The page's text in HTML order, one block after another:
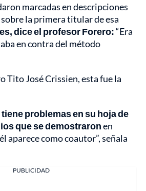
marcadas en descripciones
la primera titular de esa
dice el profesor Forero:“Era
en contra del método
Tito José Crissien, esta fue la
problemas en su hoja de
que se demostraronen
aparece como coautor”, señala
PUBLICIDAD